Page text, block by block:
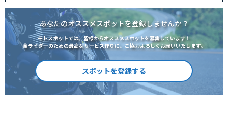
あなたのオススメスポットを登録しませんか？
モトスポットでは、皆様からオススメスポットを募集しています！
全ライダーのための最高なサービス作りに、ご協力よろしくお願いいたします。
スポットを登録する